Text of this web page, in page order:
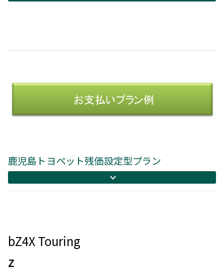
鹿児島トヨペット残価設定型プラン
bZ4X Touring
Z